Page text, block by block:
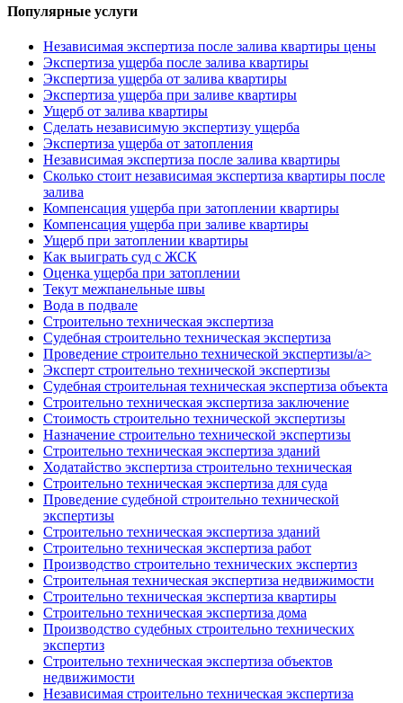
Популярные услуги
Независимая экспертиза после залива квартиры цены
Экспертиза ущерба после залива квартиры
Экспертиза ущерба от залива квартиры
Экспертиза ущерба при заливе квартиры
Ущерб от залива квартиры
Cделать независимую экспертизу ущерба
Экспертиза ущерба от затопления
Независимая экспертиза после залива квартиры
Сколько стоит независимая экспертиза квартиры после
залива
Компенсация ущерба при затоплении квартиры
Компенсация ущерба при заливе квартиры
Ущерб при затоплении квартиры
Как выиграть суд с ЖСК
Оценка ущерба при затоплении
Текут межпанельные швы
Вода в подвале
Строительно техническая экспертиза
Судебная строительно техническая экспертиза
Проведение строительно технической экспертизы/a>
Эксперт строительно технической экспертизы
Судебная строительная техническая экспертиза объекта
Строительно техническая экспертиза заключение
Стоимость строительно технической экспертизы
Назначение строительно технической экспертизы
Строительно техническая экспертиза зданий
Ходатайство экспертиза строительно техническая
Строительно техническая экспертиза для суда
Проведение судебной строительно технической
экспертизы
Строительно техническая экспертиза зданий
Строительно техническая экспертиза работ
Производство строительно технических экспертиз
Строительная техническая экспертиза недвижимости
Строительно техническая экспертиза квартиры
Строительно техническая экспертиза дома
Производство судебных строительно технических
экспертиз
Строительно техническая экспертиза объектов
недвижимости
Независимая строительно техническая экспертиза